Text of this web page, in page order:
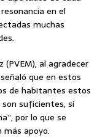
en el
muchas
(PVEM), al agradecer
que en estos
de habitantes estos
son suficientes, sí
por lo que se
apoyo.